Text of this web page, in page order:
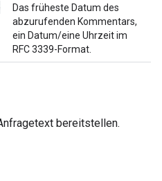
Das früheste Datum des
abzurufenden Kommentars,
ein Datum/eine Uhrzeit im
RFC 3339-Format.
bereitstellen.